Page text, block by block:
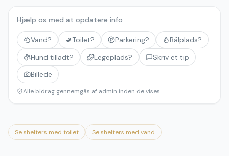
Hjælp os med at opdatere info
Vand? 🚽Toilet? Parkering?
Bålplads?
Hund tilladt?
Legeplads?
Skriv et tip
Billede
Alle bidrag gennemgås af admin inden de vises
Se shelters med toilet Se shelters med vand